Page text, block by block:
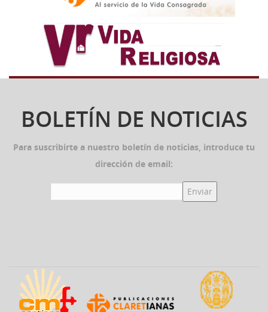
BOLETÍN DE NOTICIAS
Para suscribirte a nuestro boletín de noticias, introduce tu
dirección de email: